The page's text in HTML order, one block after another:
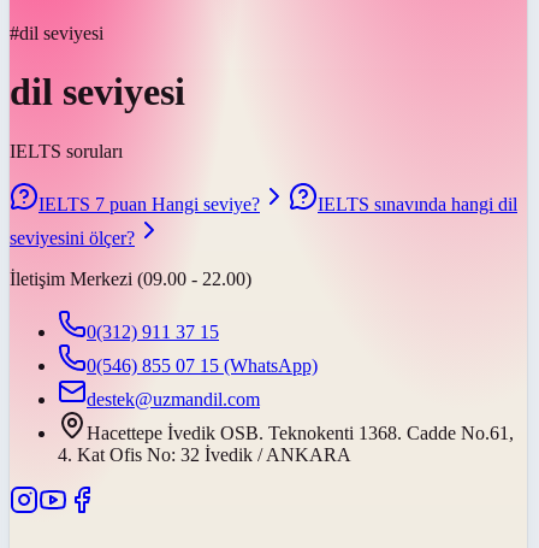
#dil seviyesi
dil seviyesi
IELTS soruları
IELTS 7 puan Hangi seviye?
IELTS sınavında hangi dil
seviyesini ölçer?
İletişim Merkezi (09.00 - 22.00)
0(312) 911 37 15
0(546) 855 07 15 (WhatsApp)
destek@uzmandil.com
Hacettepe İvedik OSB. Teknokenti 1368. Cadde No.61,
4. Kat Ofis No: 32 İvedik / ANKARA